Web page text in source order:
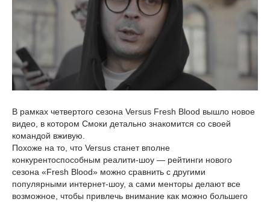
В рамках четвертого сезона Versus Fresh Blood вышло новое
видео, в котором Смоки детально знакомится со своей
командой вживую.
Похоже на то, что Versus станет вполне
конкурентоспособным реалити-шоу — рейтинги нового
сезона «Fresh Blood» можно сравнить с другими
популярными интернет-шоу, а сами менторы делают все
возможное, чтобы привлечь внимание как можно большего